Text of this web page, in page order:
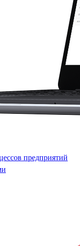
предприятий